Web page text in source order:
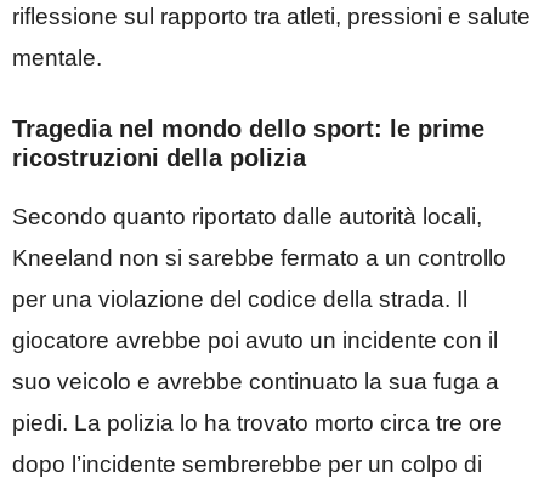
riflessione sul rapporto tra atleti, pressioni e salute
mentale.
Tragedia nel mondo dello sport: le prime
ricostruzioni della polizia
Secondo quanto riportato dalle autorità locali,
Kneeland non si sarebbe fermato a un controllo
per una violazione del codice della strada. Il
giocatore avrebbe poi avuto un incidente con il
suo veicolo e avrebbe continuato la sua fuga a
piedi. La polizia lo ha trovato morto circa tre ore
dopo l’incidente sembrerebbe per un colpo di